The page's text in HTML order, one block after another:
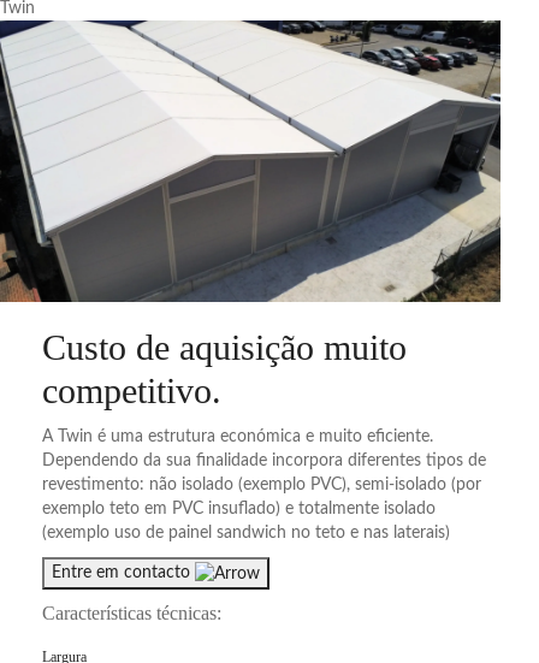
Twin
Custo de aquisição muito
competitivo.
A Twin é uma estrutura económica e muito eficiente.
Dependendo da sua finalidade incorpora diferentes tipos de
revestimento: não isolado (exemplo PVC), semi-isolado (por
exemplo teto em PVC insuflado) e totalmente isolado
(exemplo uso de painel sandwich no teto e nas laterais)
Entre em contacto
Características técnicas:
Largura